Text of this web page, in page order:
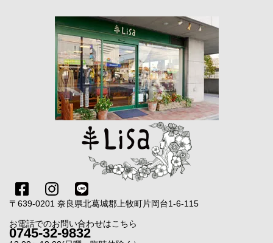
〒639-0201 奈良県北葛城郡上牧町片岡台1-6-115
お電話でのお問い合わせはこちら
0745-32-9832